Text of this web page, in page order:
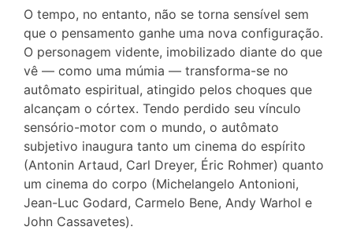
O tempo, no entanto, não se torna sensível sem
que o pensamento ganhe uma nova configuração.
O personagem vidente, imobilizado diante do que
vê — como uma múmia — transforma-se no
autômato espiritual, atingido pelos choques que
alcançam o córtex. Tendo perdido seu vínculo
sensório-motor com o mundo, o autômato
subjetivo inaugura tanto um cinema do espírito
(Antonin Artaud, Carl Dreyer, Éric Rohmer) quanto
um cinema do corpo (Michelangelo Antonioni,
Jean-Luc Godard, Carmelo Bene, Andy Warhol e
John Cassavetes).